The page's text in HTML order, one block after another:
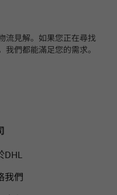
流見解。如果您正在尋找
們都能滿足您的需求。
DHL
我們